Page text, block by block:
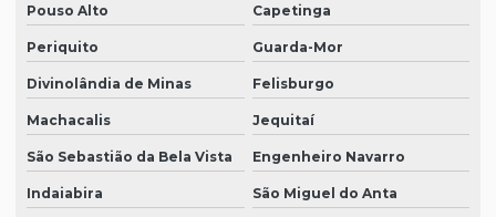
Pouso Alto Capetinga
Periquito Guarda-Mor
Divinolândia de Minas Felisburgo
Machacalis Jequitaí
São Sebastião da Bela Vista Engenheiro Navarro
Indaiabira São Miguel do Anta